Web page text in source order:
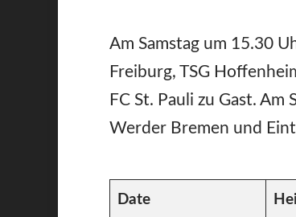
Am Samstag um 15.30
Freiburg, TSG
FC St. Pauli zu Gast.
Werder Bremen und
Date